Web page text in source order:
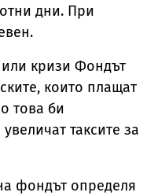
дни. При
кризи Фондът
които плащат
това би
таксите за
фондът определя